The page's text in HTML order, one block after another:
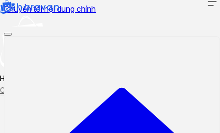
Chuyển tới nội dung chính
Hướng dẫn sử dụng
Cập nhật tính năng mới
Theo dõi ticket